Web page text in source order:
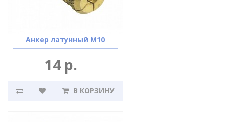
Анкер латунный М10
14 р.
В КОРЗИНУ